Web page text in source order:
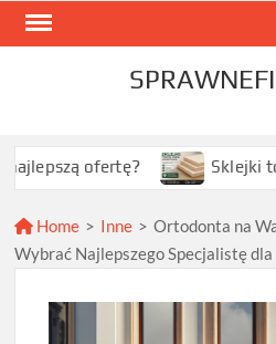
Skip
Sklejki topolowe w
Home > Inne > Ortodonta na
Wybrać Najlepszego Specjalistę dla